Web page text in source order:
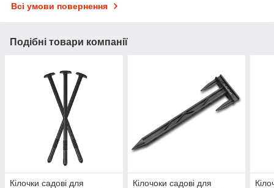
Всі умови повернення
Подібні товари компанії
Кілочки садові для
Кілочоки садові для